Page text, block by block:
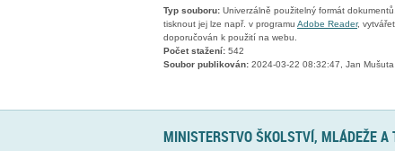
Typ souboru: Univerzálně použitelný formát
tisknout jej lze např. v programu Adobe Reader,
doporučován k použití na webu.
Počet stažení: 542
Soubor publikován: 2024-03-22 08:32:47, Jan Mušuta
MINISTERSTVO ŠKOLSTVÍ, MLÁDEŽE A